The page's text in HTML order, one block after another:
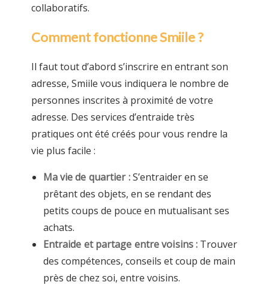
collaboratifs.
Comment fonctionne Smiile ?
Il faut tout d’abord s’inscrire en entrant son
adresse, Smiile vous indiquera le nombre de
personnes inscrites à proximité de votre
adresse. Des services d’entraide très
pratiques ont été créés pour vous rendre la
vie plus facile :
Ma vie de quartier :S’entraider en se
prêtant des objets, en se rendant des
petits coups de pouce en mutualisant ses
achats.
Entraide et partage entre voisins : Trouver
des compétences, conseils et coup de main
près de chez soi, entre voisins.